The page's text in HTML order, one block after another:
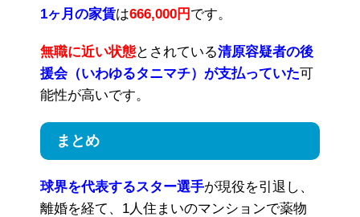
1ヶ月の家賃は666,000円 です。
無職に近い状態とされている清原容疑者の後
援会（いわゆるタニマチ）が支払っていた可
能性が高いです。
まとめ
球界を代表するスター選手が現役を引退し、
離婚を経て、1人住まいのマンションで薬物